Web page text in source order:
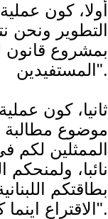
التطوير ونحن
بمشروع قانون
المستفيدين".
موضوع مطالبة
نائبا،
بطاقتكم
الاقتراع اينما كنتم".